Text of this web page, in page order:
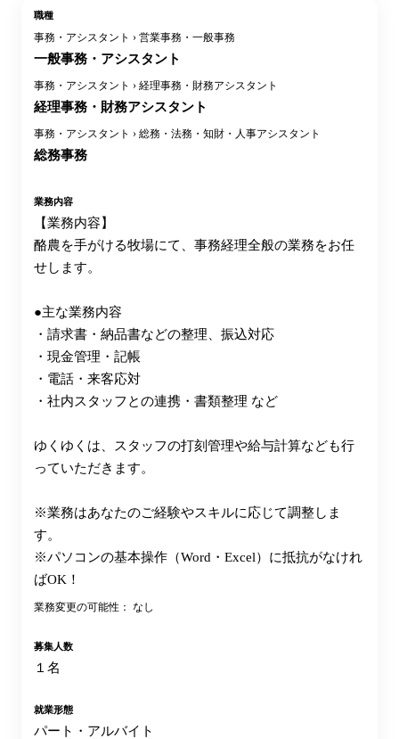
職種
事務・アシスタント › 営業事務・一般事務
一般事務・アシスタント
事務・アシスタント › 経理事務・財務アシスタント
経理事務・財務アシスタント
事務・アシスタント › 総務・法務・知財・人事アシスタント
総務事務
業務内容
【業務内容】
酪農を手がける牧場にて、事務経理全般の業務をお任
せします。
●主な業務内容
・請求書・納品書などの整理、振込対応
・現金管理・記帳
・電話・来客応対
・社内スタッフとの連携・書類整理 など
ゆくゆくは、スタッフの打刻管理や給与計算なども行
っていただきます。
※業務はあなたのご経験やスキルに応じて調整しま
す。
※パソコンの基本操作（Word・Excel）に抵抗がなけれ
ばOK！
業務変更の可能性： なし
募集人数
１名
就業形態
パート・アルバイト